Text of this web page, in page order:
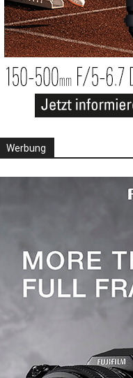
Werbung